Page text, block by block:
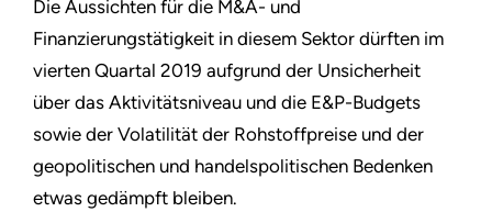
Die Aussichten für die M&A- und
Finanzierungstätigkeit in diesem Sektor dürften im
vierten Quartal 2019 aufgrund der Unsicherheit
über das Aktivitätsniveau und die E&P-Budgets
sowie der Volatilität der Rohstoffpreise und der
geopolitischen und handelspolitischen Bedenken
etwas gedämpft bleiben.